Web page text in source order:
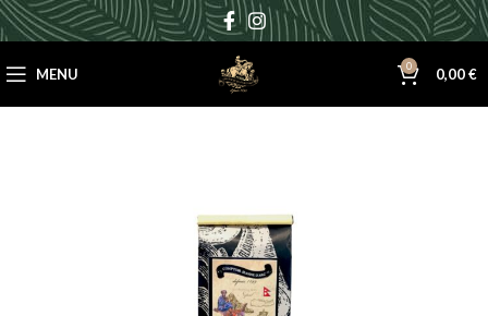
MENU 0 0,00€